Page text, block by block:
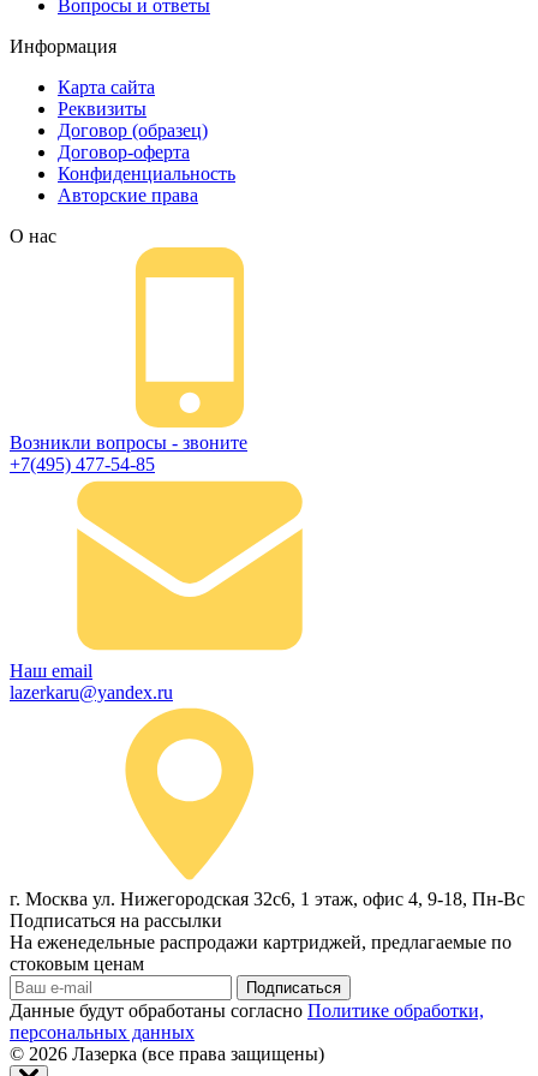
обратная связь, или позвоните.
Вопросы и ответы
Информация
Карта сайта
Реквизиты
Договор (образец)
Договор-оферта
Конфиденциальность
Авторские права
О нас
Возникли вопросы - звоните
+7(495) 477-54-85
Наш email
lazerkaru@yandex.ru
г. Москва ул. Нижегородская 32с6, 1 этаж, офис 4, 9-18, Пн-Вс
Подписаться на рассылки
На еженедельные распродажи картриджей, предлагаемые по
стоковым ценам
Подписаться
Данные будут обработаны согласно Политике обработки,
персональных данных
© 2026 Лазерка (все права защищены)